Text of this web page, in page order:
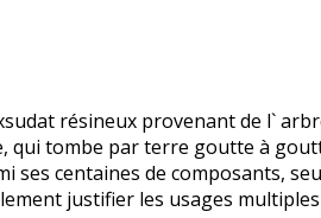
résineux provenant de l`
qui tombe par terre goutte à
ses centaines de composants,
justifier les usages